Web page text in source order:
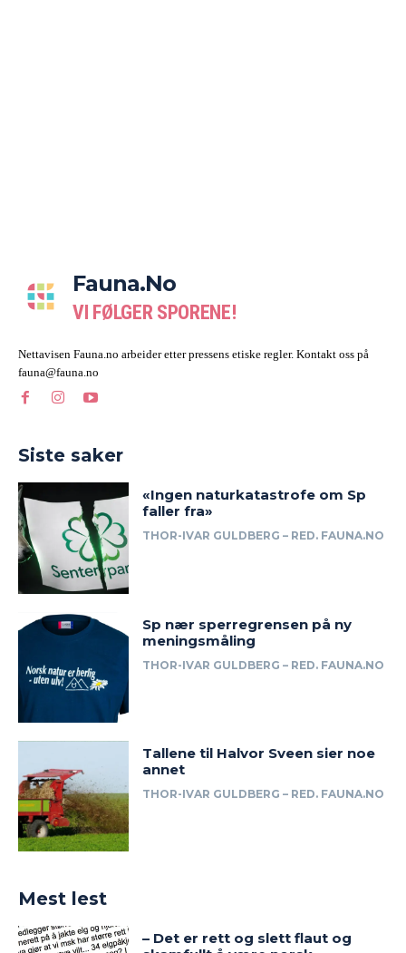
Fauna.no
VI FØLGER SPORENE!
Nettavisen Fauna.no arbeider etter pressens etiske regler. Kontakt oss på
fauna@fauna.no
Siste saker
«Ingen naturkatastrofe om Sp
faller fra»
THOR-IVAR GULDBERG – RED. FAUNA.NO
Sp nær sperregrensen på ny
meningsmåling
THOR-IVAR GULDBERG – RED. FAUNA.NO
Tallene til Halvor Sveen sier noe
annet
THOR-IVAR GULDBERG – RED. FAUNA.NO
Mest lest
– Det er rett og slett flaut og